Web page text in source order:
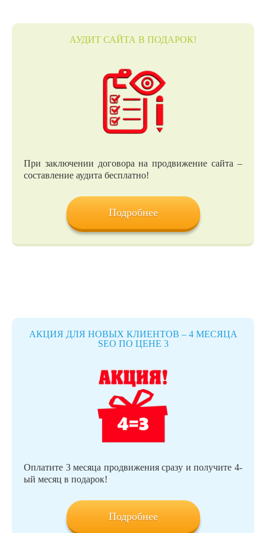
АУДИТ САЙТА В ПОДАРОК!
При заключении договора на продвижение сайта –
составление аудита бесплатно!
Подробнее
АКЦИЯ ДЛЯ НОВЫХ КЛИЕНТОВ – 4 МЕСЯЦА
SEO ПО ЦЕНЕ 3
Оплатите 3 месяца продвижения сразу и получите 4-
ый месяц в подарок!
Подробнее